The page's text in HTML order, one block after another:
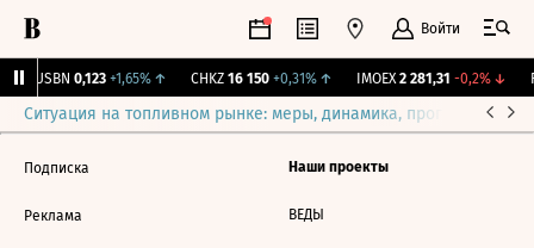
Войти
USBN 0,123 +1,65%↑ CHKZ 16 150 +0,31%↑ IMOEX 2 281,31 -0,2%↓
Ситуация на топливном рынке: меры, динамика, прогнозы
Подписка
Реклама
Наши проекты
ВЕДЫ